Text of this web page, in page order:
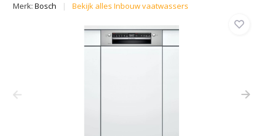
Merk:Bosch Bekijk alles Inbouw vaatwassers